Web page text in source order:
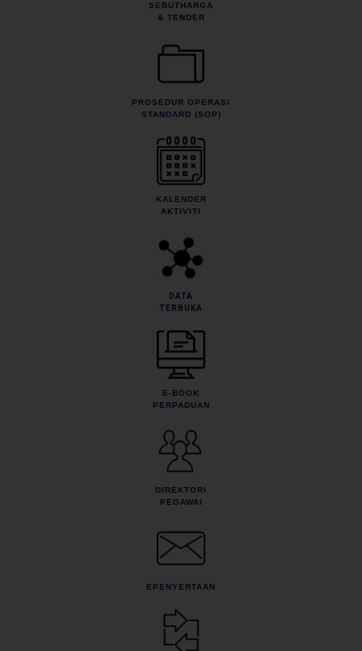
SEBUTHARGA
& TENDER
PROSEDUR OPERASI
STANDARD (SOP)
KALENDER
AKTIVITI
DATA
TERBUKA
E-BOOK
PERPADUAN
DIREKTORI
PEGAWAI
EPENYERTAAN